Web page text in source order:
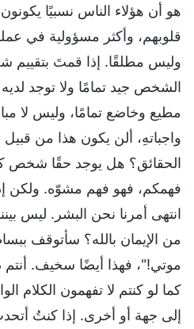
هو أن هؤلاء الناس نسبيًا
قلوبهم، وأكثر مسؤولية في
وليس مطلقًا. إذا قمتَ
الشخص جيد تمامًا ولا توجد
مطيع وخاضع تمامًا، وليس لا
واجباتهِ، ألن يكون هذا من
الحقائق؟ هل يوجد حقًا شخص
فهمكم، فهو فهم مشوّه. ولكن
انتهى أمرنا نحن البشر. ليس
من الإيمان بالله؟ سأتوقف
موتي!"، فهذا أيضًا سخيف. أنتم
كما لو كنتم لا تفهمون الكلام
إلى جهة أو أخرى. إذا كنتُ